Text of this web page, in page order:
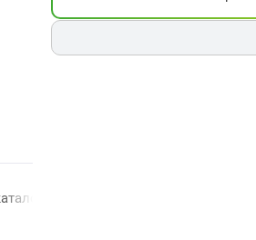
с 1997 года: все серии и выпуски